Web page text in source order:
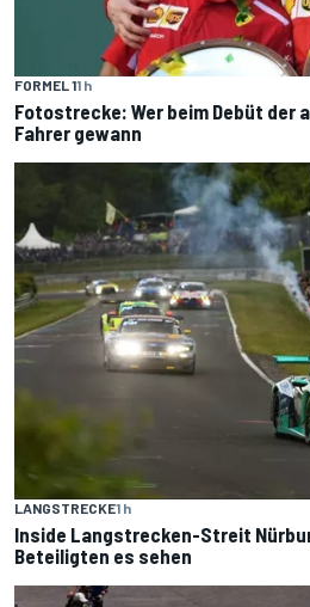
FORMEL 11 h
Fotostrecke: Wer beim Debüt der
Fahrer gewann
LANGSTRECKE1 h
Inside Langstrecken-Streit
Beteiligten es sehen